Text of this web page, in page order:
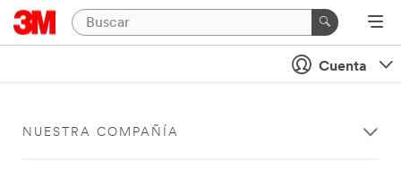
Cuenta
NUESTRA COMPAÑÍA